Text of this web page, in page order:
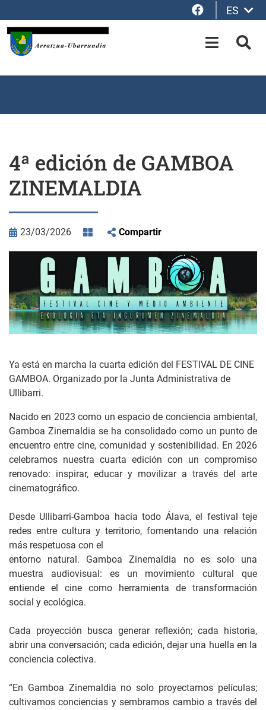
Facebook
ES
OPEN-
4ª edición de GAMBOA
ZINEMALDIA
23/03/2026 Compartir
Ya está en marcha la cuarta edición del FESTIVAL DE CINE
GAMBOA. Organizado por la Junta Administrativa de
Ullibarri.
Nacido en 2023 como un espacio de conciencia ambiental,
Gamboa Zinemaldia se ha consolidado como un punto de
encuentro entre cine, comunidad y sostenibilidad. En 2026
celebramos nuestra cuarta edición con un compromiso
renovado: inspirar, educar y movilizar a través del arte
cinematográfico.
Desde Ullibarri-Gamboa hacia todo Álava, el festival teje
redes entre cultura y territorio, fomentando una relación
más respetuosa con el
entorno natural. Gamboa Zinemaldia no es solo una
muestra audiovisual: es un movimiento cultural que
entiende el cine como herramienta de transformación
social y ecológica.
Cada proyección busca generar reflexión; cada historia,
abrir una conversación; cada edición, dejar una huella en la
conciencia colectiva.
“En Gamboa Zinemaldia no solo proyectamos películas;
cultivamos conciencias y sembramos cambio a través del